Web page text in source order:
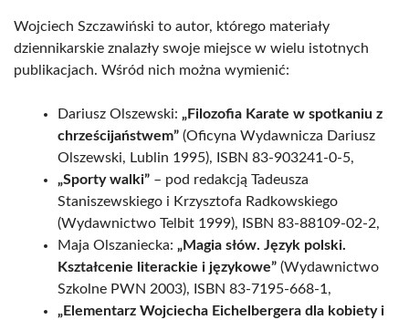
Wojciech Szczawiński to autor, którego materiały
dziennikarskie znalazły swoje miejsce w wielu istotnych
publikacjach. Wśród nich można wymienić:
Dariusz Olszewski: „Filozofia Karate w spotkaniu z
chrześcijaństwem” (Oficyna Wydawnicza Dariusz
Olszewski, Lublin 1995), ISBN 83-903241-0-5,
„Sporty walki” – pod redakcją Tadeusza
Staniszewskiego i Krzysztofa Radkowskiego
(Wydawnictwo Telbit 1999), ISBN 83-88109-02-2,
Maja Olszaniecka: „Magia słów. Język polski.
Kształcenie literackie i językowe” (Wydawnictwo
Szkolne PWN 2003), ISBN 83-7195-668-1,
„Elementarz Wojciecha Eichelbergera dla kobiety i